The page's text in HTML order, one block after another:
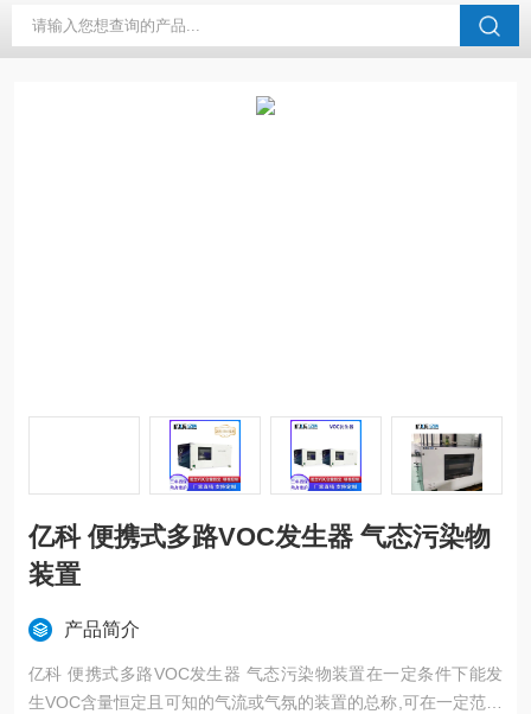
亿科 便携式多路VOC发生器 气态污染物
装置
产品简介
亿科 便携式多路VOC发生器 气态污染物装置在一定条件下能发
生VOC含量恒定且可知的气流或气氛的装置的总称,可在一定范围